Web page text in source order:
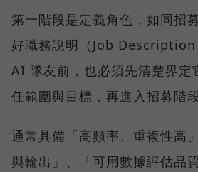
第一階段是定義角色，如同招
好職務說明（Job Description
AI 隊友前，也必須先清楚界定
任範圍與目標，再進入招募階段
通常具備「高頻率、重複性高
與輸出」、「可用數據評估品